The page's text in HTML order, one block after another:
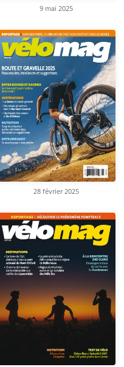
9 mai 2025
28 février 2025